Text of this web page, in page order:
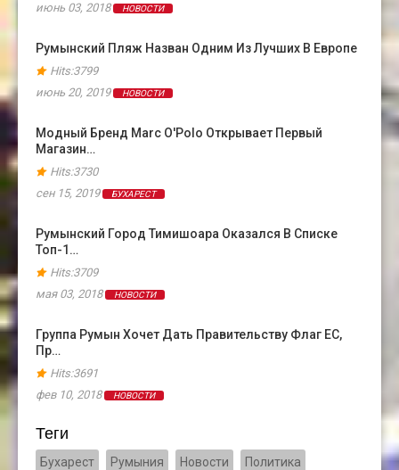
июнь 03, 2018
НОВОСТИ
Румынский Пляж Назван Одним Из Лучших В Европе
Hits:3799
июнь 20, 2019
НОВОСТИ
Модный Бренд Marc O'Polo Открывает Первый
Магазин…
Hits:3730
сен 15, 2019
БУХАРЕСТ
Румынский Город Тимишоара Оказался В Cписке
Топ-1…
Hits:3709
мая 03, 2018
НОВОСТИ
Группа Румын Хочет Дать Правительству Флаг ЕС,
Пр…
Hits:3691
фев 10, 2018
НОВОСТИ
Теги
Бухарест Румыния Новости Политика